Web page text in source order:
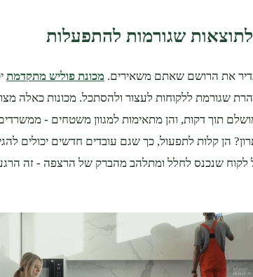
שגורמות להתפעלות
את הרושם שאתם משאירים. מכונת פוליש מתקדמת
שגורמת ללקוחות לעצור ולהסתכל. מכונות כאלה
תוך דקות, והן מתאימות למגוון משטחים -
הן קלות לתפעול, כך שגם עובדים חדשים יכולים
לקוח שנכנס לחלל ומתלהב מהברק של הרצפה - זה